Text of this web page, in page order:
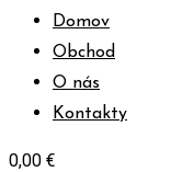
Domov
Obchod
O nás
Kontakty
0,00 €